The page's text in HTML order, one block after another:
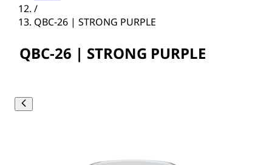
/
QBC-26 | STRONG PURPLE
QBC-26 | STRONG PURPLE